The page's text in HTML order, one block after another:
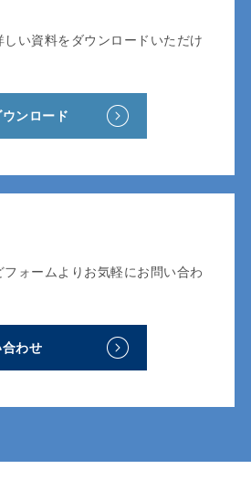
しい資料をダウンロードいただけ
ンロード
フォームよりお気軽にお問い合わ
わせ